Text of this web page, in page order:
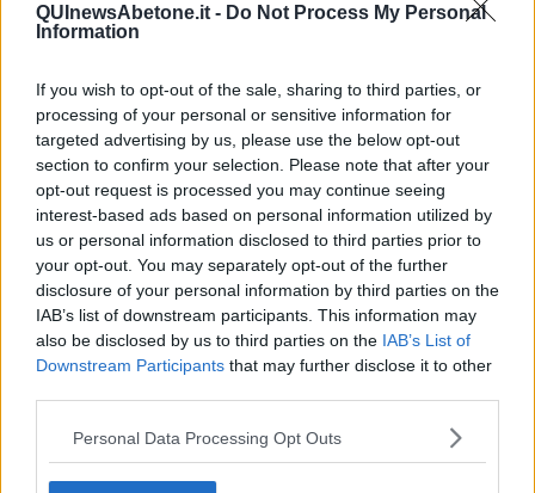
QUInewsAbetone.it - Do Not Process My Personal
Information
If you wish to opt-out of the sale, sharing to third parties, or
processing of your personal or sensitive information for
targeted advertising by us, please use the below opt-out
section to confirm your selection. Please note that after your
opt-out request is processed you may continue seeing
interest-based ads based on personal information utilized by
us or personal information disclosed to third parties prior to
your opt-out. You may separately opt-out of the further
disclosure of your personal information by third parties on the
IAB’s list of downstream participants. This information may
also be disclosed by us to third parties on the IAB’s List of
Downstream Participants that may further disclose it to other
Personal Data Processing Opt Outs
Basta cliccareQUI
Articoli dal Blog “Disincantato” di Adolfo Santoro
​Un esempio di civismo
​Linee guida per organizzare il civismo della complessità
​Il ripristino della natura secondo la legge e l’impegno dei
Cittadini
Il nesso tra cambiamenti climatici e salute umana
Tutti morimmo a stento (3)
Tutti morimmo a stento (2)
​Tutti morimmo a stento (1)
IL CORRIDOIO BLU il resoconto del convegno
Un manuale essenziale per seguire il CORRIDOIO BLU
Il corridoio blu
​Il cronoprogramma ottimale verso il full electric sui traghetti
Alcune domande da esordiente agli esperti che decidono le
sorti dell’Elba